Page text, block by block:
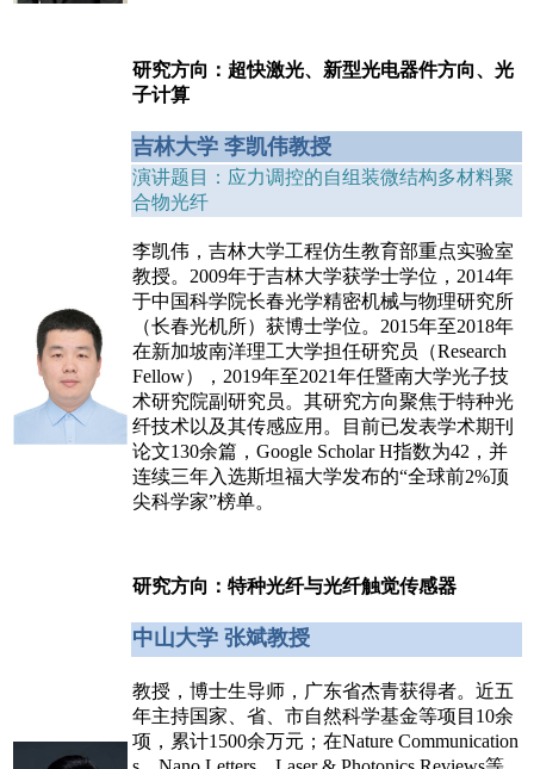
研究方向：超快激光、新型光电器件方向、光
子计算
吉林大学 李凯伟教授
演讲题目：应力调控的自组装微结构多材料聚
合物光纤
李凯伟，吉林大学工程仿生教育部重点实验室
教授。2009年于吉林大学获学士学位，2014年
于中国科学院长春光学精密机械与物理研究所
（长春光机所）获博士学位。2015年至2018年
在新加坡南洋理工大学担任研究员（Research
Fellow），2019年至2021年任暨南大学光子技
术研究院副研究员。其研究方向聚焦于特种光
纤技术以及其传感应用。目前已发表学术期刊
论文130余篇，Google Scholar H指数为42，并
连续三年入选斯坦福大学发布的“全球前2%顶
尖科学家”榜单。
研究方向：特种光纤与光纤触觉传感器
中山大学 张斌教授
教授，博士生导师，广东省杰青获得者。近五
年主持国家、省、市自然科学基金等项目10余
项，累计1500余万元；在Nature Communication